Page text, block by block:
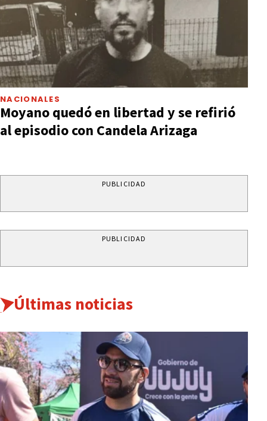
NACIONALES
Moyano quedó en libertad y se refirió
al episodio con Candela Arizaga
PUBLICIDAD
PUBLICIDAD
Últimas noticias